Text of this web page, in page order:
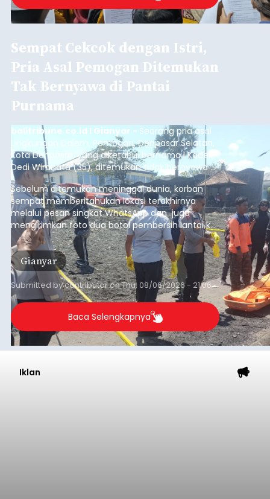
Sempat Cekcok dengan Istri,
Pria Asal Pemogan Ditemukan
Tak Bernyawa di Pantai
Purnama
balitribune.co.id I Gianyar - Seorang pria asal
Lingkungan Dalem, Pemogan, Denpasar Selatan,
Kota Denpasar, yang diketahui bernama I Kadek
Dedi Wiranata (35), ditemukan tidak bernyawa di
pesisir Pantai Purnama, Sukawati.
Sebelum ditemukan meninggal dunia, korban
sempat memberitahukan lokasi terakhirnya
melalui pesan singkat WhatsApp dan juga
mengirimkan foto dua botol pembersih lantai ke
istrinya.
Gianyar
Submitted bycontributoronThu, 08/06/2026 - 21:06
Baca Selengkapnya
Iklan